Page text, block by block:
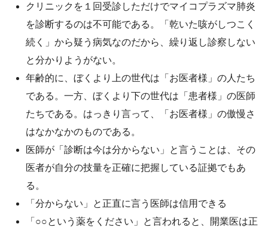
クリニックを１回受診しただけでマイコプラズマ肺炎
を診断するのは不可能である。「乾いた咳がしつこく
続く」から疑う病気なのだから、繰り返し診察しない
と分かりようがない。
年齢的に、ぼくより上の世代は「お医者様」の人たち
である。一方、ぼくより下の世代は「患者様」の医師
たちである。はっきり言って、「お医者様」の傲慢さ
はなかなかのものである。
医師が「診断は今は分からない」と言うことは、その
医者が自分の技量を正確に把握している証拠でもあ
る。
「分からない」と正直に言う医師は信用できる
「○○という薬をください」と言われると、開業医は正